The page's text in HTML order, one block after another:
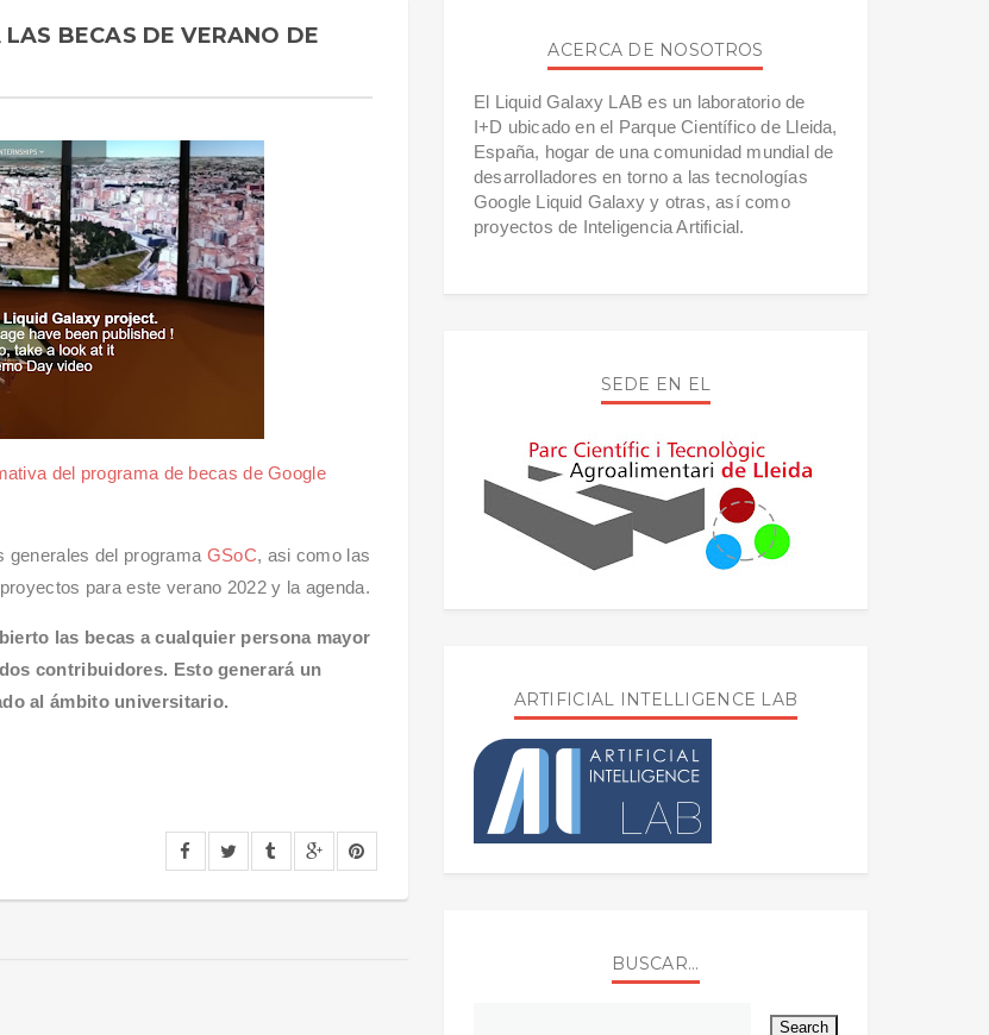
BECAS DE VERANO DE
del programa de becas de Google
generales del programa GSoC, asi como las
para este verano 2022 y la agenda.
las becas a cualquier persona mayor
contribuidores. Esto generará un
al ámbito universitario.
ACERCA DE NOSOTROS
El Liquid Galaxy LAB es un laboratorio de
I+D ubicado en el Parque Científico de Lleida,
España, hogar de una comunidad mundial de
desarrolladores en torno a las tecnologías
Google Liquid Galaxy y otras, así como
proyectos de Inteligencia Artificial.
SEDE EN EL
ARTIFICIAL INTELLIGENCE LAB
BUSCAR...